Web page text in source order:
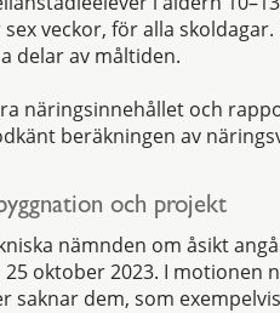
veckor, för alla
delar av måltiden.
näringsinnehållet och
beräkningen av
och projekt
nämnden om åsikt
oktober 2023. I motionen
saknar dem, som